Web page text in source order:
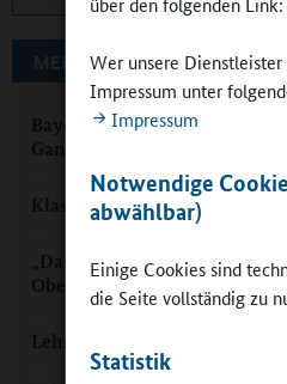
Wer unsere
Impressum unter
Impressum
Notwendige
abwählbar)
Einige Cookies sind
die Seite vollständig zu
Statistik
MEHR ZUM THEMA AUF
Bayern: „Sport, Musik und
Ganztag“
Klasse Ganztag in Ingolstadt
„Das hat was“: Gertrud-von-
Oberstdorf
Lehramt studieren ohne